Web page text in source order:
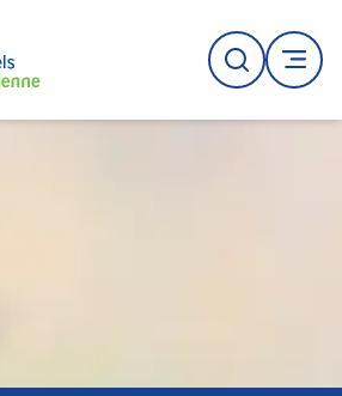
Recherche
MENU